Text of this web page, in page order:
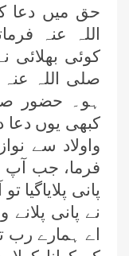
حق میں دعا
اللہ عنہ
کوئی
صلی اللہ
ہو۔ حضور
کبھی یوں
واولاد سے
فرما، جب آپ
پانی
نے پانی
اے ہمارے